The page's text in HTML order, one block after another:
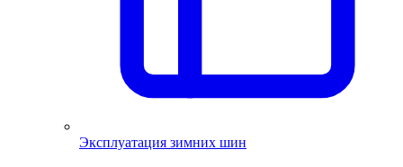
Эксплуатация зимних шин